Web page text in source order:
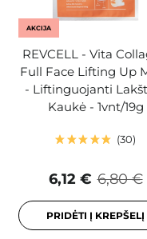
AKCIJA
REVCELL - Vita
Full Face Lifting Up
- Liftinguojanti
Kaukė - 1vnt/19g
30
6,80 €
6,12 €
PRIDĖTI Į KREPŠELĮ